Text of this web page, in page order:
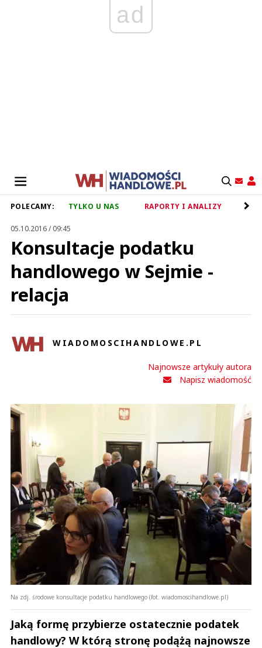
ad
POLECAMY: TYLKO U NAS RAPORTY I ANALIZY
05.10.2016 / 09:45
Konsultacje podatku
handlowego w Sejmie -
relacja
WIADOMOSCIHANDLOWE.PL
Najnowsze artykuły autora
Napisz wiadomość
Na zdj. środowe konsultacje podatku handlowego (fot. wiadomoscihandlowe.pl)
Jaką formę przybierze ostatecznie podatek
handlowy? W którą stronę podążą najnowsze